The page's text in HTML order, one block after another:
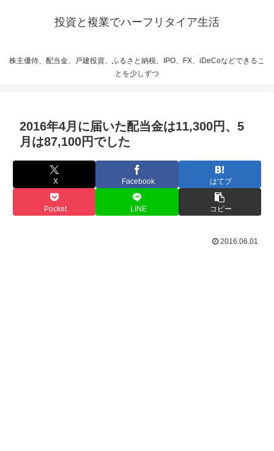
投資と複業でハーフリタイア生活
株主優待、配当金、戸建投資、ふるさと納税、IPO、FX、iDeCoなどできるこ
とを少しずつ
2016年4月に届いた配当金は11,300円、5
月は87,100円でした
X Facebook はてブ
Pocket LINE コピー
2016.06.01